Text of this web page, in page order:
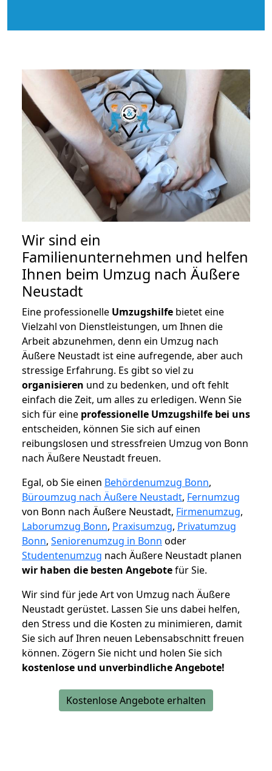
Wir sind ein
Familienunternehmen und helfen
Ihnen beim Umzug nach Äußere
Neustadt
Eine professionelle Umzugshilfe bietet eine
Vielzahl von Dienstleistungen, um Ihnen die
Arbeit abzunehmen, denn ein Umzug nach
Äußere Neustadt ist eine aufregende, aber auch
stressige Erfahrung. Es gibt so viel zu
organisieren und zu bedenken, und oft fehlt
einfach die Zeit, um alles zu erledigen. Wenn Sie
sich für eine professionelle Umzugshilfe bei uns
entscheiden, können Sie sich auf einen
reibungslosen und stressfreien Umzug von Bonn
nach Äußere Neustadt freuen.
Egal, ob Sie einen Behördenumzug Bonn,
Büroumzug nach Äußere Neustadt, Fernumzug
von Bonn nach Äußere Neustadt, Firmenumzug,
Laborumzug Bonn, Praxisumzug, Privatumzug
Bonn, Seniorenumzug in Bonn oder
Studentenumzug nach Äußere Neustadt planen
wir haben die besten Angebotefür Sie.
Wir sind für jede Art von Umzug nach Äußere
Neustadt gerüstet. Lassen Sie uns dabei helfen,
den Stress und die Kosten zu minimieren, damit
Sie sich auf Ihren neuen Lebensabschnitt freuen
können. Zögern Sie nicht und holen Sie sich
kostenlose und unverbindliche Angebote!
Kostenlose Angebote erhalten